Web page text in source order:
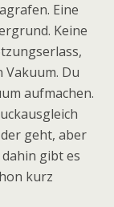
Eine
Keine
Vakuum. Du
aufmachen.
geht, aber
gibt es
kurz